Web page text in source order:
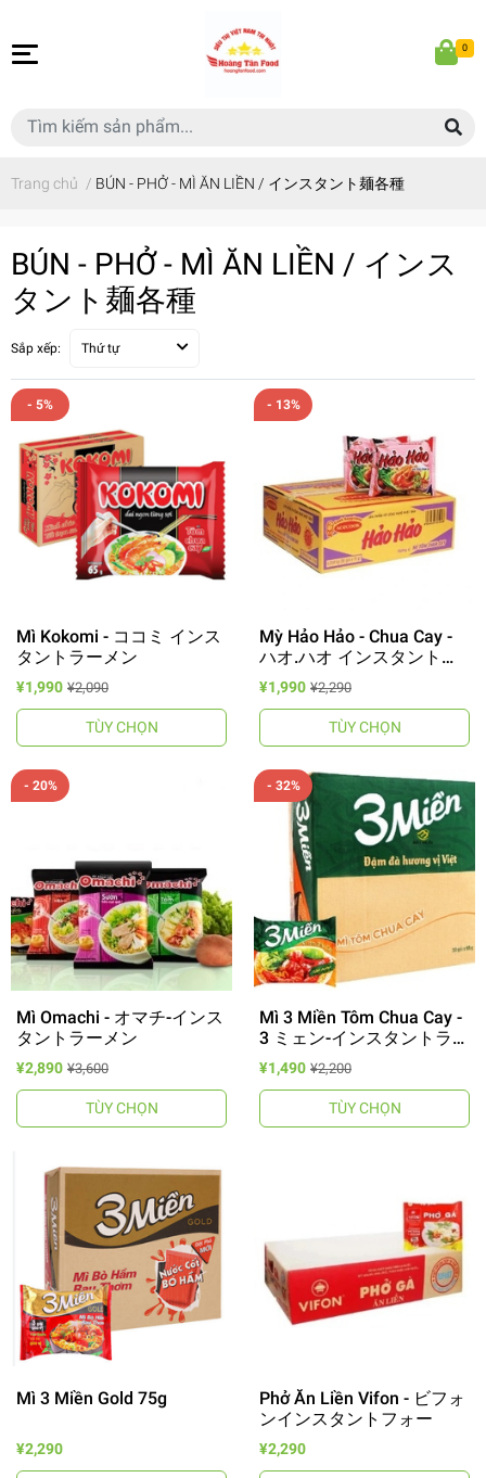
0
Trang chủ / BÚN - PHỞ - MÌ ĂN LIỀN / インスタント麺各種
BÚN - PHỞ - MÌ ĂN LIỀN / インス
タント麺各種
Sắp xếp: Thứ tự
- 5%
Mì Kokomi - ココミ インス
タントラーメン
¥1,990 ¥2,090
TÙY CHỌN
- 13%
Mỳ Hảo Hảo - Chua Cay -
ハオ.ハオ インスタントラ
ーメン
¥1,990 ¥2,290
TÙY CHỌN
- 20%
Mì Omachi - オマチ-インス
タントラーメン
¥2,890 ¥3,600
TÙY CHỌN
- 32%
Mì 3 Miền Tôm Chua Cay -
3 ミェン-インスタントラー
メン
¥1,490 ¥2,200
TÙY CHỌN
Mì 3 Miền Gold 75g
¥2,290
Phở Ăn Liền Vifon - ビフォ
ンインスタントフォー
¥2,290